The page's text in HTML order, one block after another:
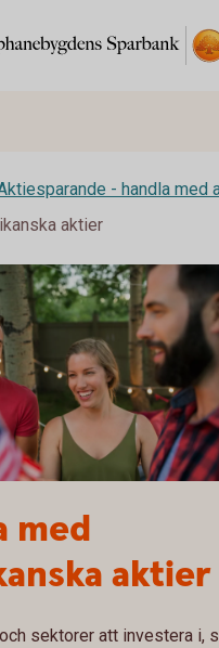
- handla med
aktier
med
aktier
sektorer att investera i,